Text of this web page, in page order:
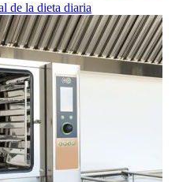
de la dieta diaria